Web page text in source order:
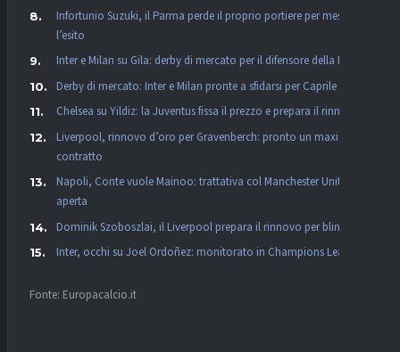
Infortunio Suzuki, il Parma perde il proprio portiere per mesi:
l’esito
Inter e Milan su Gila: derby di mercato per il difensore della Lazio
Derby di mercato: Inter e Milan pronte a sfidarsi per Caprile
Chelsea su Yildiz: la Juventus fissa il prezzo e prepara il rinnovo
Liverpool, rinnovo d’oro per Gravenberch: pronto un maxi
contratto
Napoli, Conte vuole Mainoo: trattativa col Manchester United
aperta
Dominik Szoboszlai, il Liverpool prepara il rinnovo per blindarlo
Inter, occhi su Joel Ordoñez: monitorato in Champions League
Fonte: Europacalcio.it